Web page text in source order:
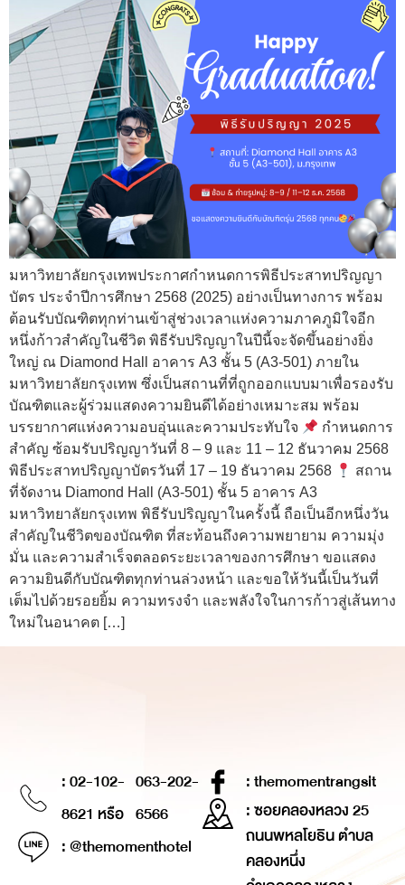
มหาวิทยาลัยกรุงเทพประกาศกำหนดการพิธีประสาทปริญญา
บัตร ประจำปีการศึกษา 2568 (2025) อย่างเป็นทางการ พร้อม
ต้อนรับบัณฑิตทุกท่านเข้าสู่ช่วงเวลาแห่งความภาคภูมิใจอีก
หนึ่งก้าวสำคัญในชีวิต พิธีรับปริญญาในปีนี้จะจัดขึ้นอย่างยิ่ง
ใหญ่ ณ Diamond Hall อาคาร A3 ชั้น 5 (A3-501) ภายใน
มหาวิทยาลัยกรุงเทพ ซึ่งเป็นสถานที่ที่ถูกออกแบบมาเพื่อรองรับ
บัณฑิตและผู้ร่วมแสดงความยินดีได้อย่างเหมาะสม พร้อม
บรรยากาศแห่งความอบอุ่นและความประทับใจ
กำหนดการ
สำคัญ ซ้อมรับปริญญาวันที่ 8 – 9 และ 11 – 12 ธันวาคม 2568
พิธีประสาทปริญญาบัตรวันที่ 17 – 19 ธันวาคม 2568
สถาน
ที่จัดงาน Diamond Hall (A3-501) ชั้น 5 อาคาร A3
มหาวิทยาลัยกรุงเทพ พิธีรับปริญญาในครั้งนี้ ถือเป็นอีกหนึ่งวัน
สำคัญในชีวิตของบัณฑิต ที่สะท้อนถึงความพยายาม ความมุ่ง
มั่น และความสำเร็จตลอดระยะเวลาของการศึกษา ขอแสดง
ความยินดีกับบัณฑิตทุกท่านล่วงหน้า และขอให้วันนี้เป็นวันที่
เต็มไปด้วยรอยยิ้ม ความทรงจำ และพลังใจในการก้าวสู่เส้นทาง
ใหม่ในอนาคต […]
: 02-102-
8621 หรือ
063-202-
6566
: @themomenthotel
: themomentrangsit
: ซอยคลองหลวง 25
ถนนพหลโยธิน ตำบล
คลองหนึ่ง